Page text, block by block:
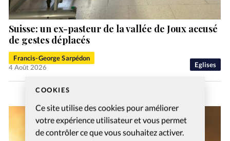
COOKIES
Ce site utilise des cookies pour améliorer
votre expérience utilisateur et vous permet
de contrôler ce que vous souhaitez activer.
Eglises
Suisse: un ex-pasteur de la vallée de Joux accusé
de gestes déplacés
Francis-George Sarpédon
4 Août 2026